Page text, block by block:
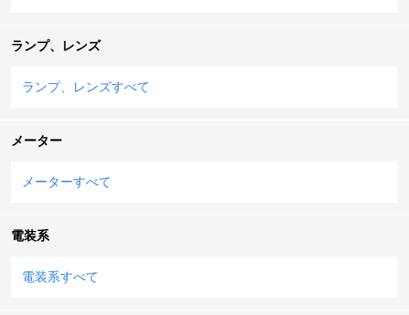
ランプ、レンズ
ランプ、レンズすべて
メーター
メーターすべて
電装系
電装系すべて